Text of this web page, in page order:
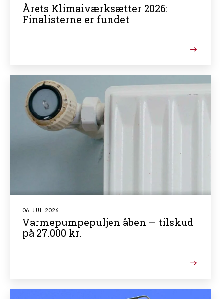
Årets Klimaiværksætter 2026:
Finalisterne er fundet
06. JUL 2026
Varmepumpepuljen åben – tilskud
på 27.000 kr.